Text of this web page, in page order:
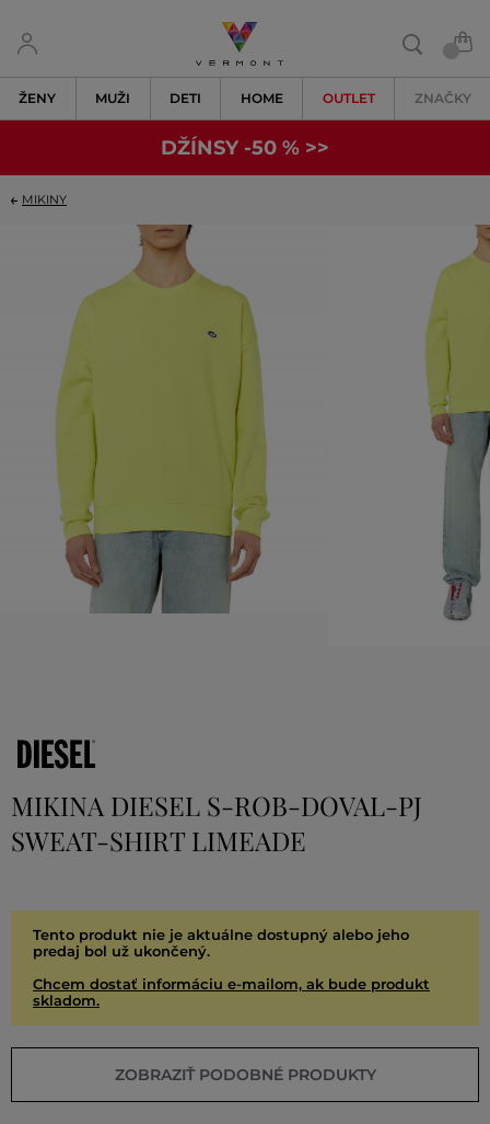
ŽENY MUŽI DETI HOME OUTLET ZNAČKY
DŽÍNSY -50 % >>
MIKINY
MIKINA DIESEL S-ROB-DOVAL-PJ
SWEAT-SHIRT LIMEADE
Tento produkt nie je aktuálne dostupný alebo jeho
predaj bol už ukončený.
Chcem dostať informáciu e-mailom, ak bude produkt
skladom.
ZOBRAZIŤ PODOBNÉ PRODUKTY